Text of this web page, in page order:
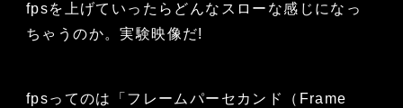
fpsを上げていったらどんなスローな感じになっ
ちゃうのか。実験映像だ!
fpsってのは「フレームパーセカンド（Frame